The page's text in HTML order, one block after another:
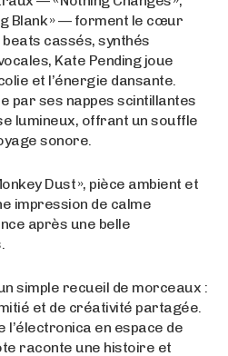
Blank » — forment le cœur
beats cassés, synthés
Kate Pending joue
et l’énergie dansante.
par ses nappes scintillantes
lumineux, offrant un souffle
sonore.
Dust », pièce ambient et
impression de calme
après une belle
simple recueil de morceaux :
et de créativité partagée.
l’électronica en espace de
raconte une histoire et